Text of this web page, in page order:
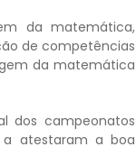
da matemática,
de competências
da matemática
dos campeonatos
a atestaram a boa